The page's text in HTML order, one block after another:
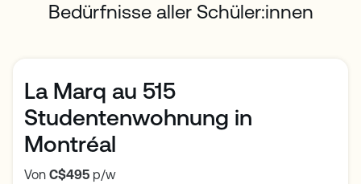
Bedürfnisse aller Schüler:innen
La Marq au 515
Studentenwohnung in
Montréal
Von C$495 p/w